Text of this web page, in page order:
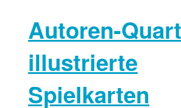
Autoren-
illustrierte
Spielkarten